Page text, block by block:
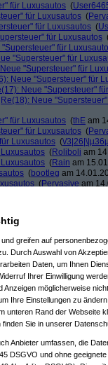
für Luxusautos (
für Luxusautos (
für Luxusautos (
für Luxusautos
"Supersteuer" für
"Supersteuer" für
"Supersteuer" für
Neue "Supersteuer" für
Neue "Supersteuer"
Re(18): Neue
für Luxusautos (thE am
für Luxusautos (
Luxusautos (\/
(Roliboli am
(Rain am
(bootleg am
(Pervasive am
für Luxusautos
für Luxusautos
für Luxusautos
für Luxusautos
für
"Supersteuer" für
"Supersteuer" für
Neue "Supersteuer" für
Neue "Supersteuer"
Re(18): Neue
Re(20): Neue
greifen auf
Durch Auswahl von
Daten, um Ihnen
Ihrer Einwilligung
Anzeigen möglicherweise
Ihre Einstellungen zu
unteren Rand der Webseite
Sie in unserer
Anbieter umfassen, die
DSGVO und ohne